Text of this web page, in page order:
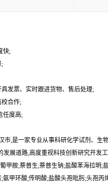
快;
;
发票、实时跟进货物、售后处理;
校合作;
任度高;
市,是一家专业从事科研化学试剂、
发展道路,高度重视科技创新研究开发
甲胺;萘普生;萘普生钠;盐酸苯海拉明
氨甲环酸;传明酸;盐酸头孢吡肟;头孢